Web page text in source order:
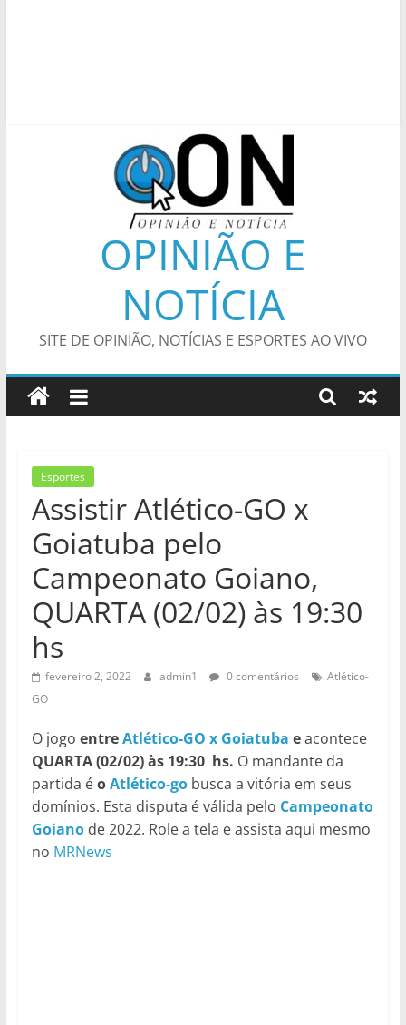
OPINIÃO E
NOTÍCIA
SITE DE OPINIÃO, NOTÍCIAS E ESPORTES AO VIVO
Esportes
Assistir Atlético-GO x
Goiatuba pelo
Campeonato Goiano,
QUARTA (02/02) às 19:30
hs
fevereiro 2, 2022 admin1 0 comentários
Atlético-
GO
O jogo entreAtlético-GO x Goiatuba eacontece
QUARTA (02/02) às 19:30 hs. O mandante da
partida éoAtlético-go busca a vitória em seus
domínios. Esta disputa é válida pelo Campeonato
Goianode 2022. Role a tela e assista aqui mesmo
no MRNews